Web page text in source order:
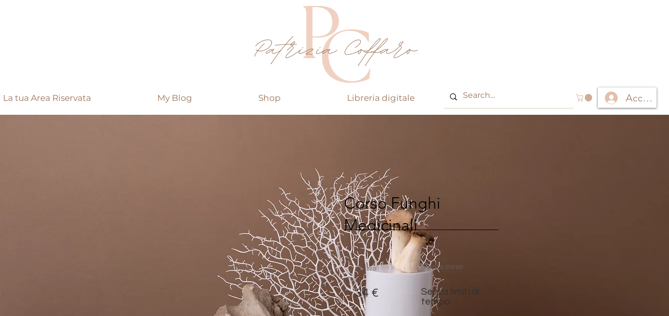
La tua Area Riservata My Blog Shop Libreria digitale Accedi
Corso Funghi
Medicinali
Prezzo
34 €
Durata corso
Senza limiti di
tempo